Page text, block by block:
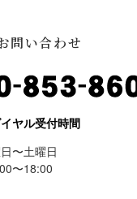
問い合わせ
ヤル受付時間
〜土曜日
〜18:00